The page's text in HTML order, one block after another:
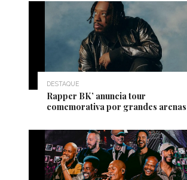
DESTAQUE
Rapper BK’ anuncia tour
comemorativa por grandes arenas